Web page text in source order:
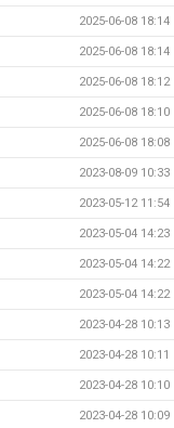
2025-06-08 18:14
2025-06-08 18:14
2025-06-08 18:12
2025-06-08 18:10
2025-06-08 18:08
2023-08-09 10:33
2023-05-12 11:54
2023-05-04 14:23
2023-05-04 14:22
2023-05-04 14:22
2023-04-28 10:13
2023-04-28 10:11
2023-04-28 10:10
2023-04-28 10:09